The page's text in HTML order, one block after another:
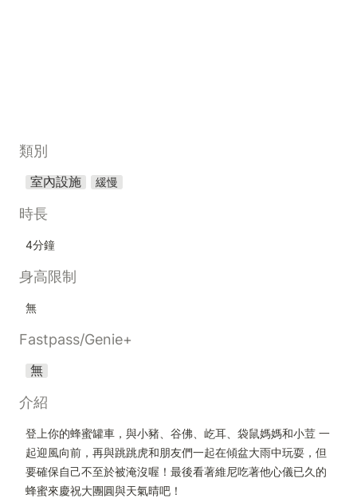
類別
室內設施 緩慢
時長
4分鐘
身高限制
無
Fastpass/Genie+
無
介紹
登上你的蜂蜜罐車，與小豬、谷佛、屹耳、袋鼠媽媽和小荳 一
起迎風向前，再與跳跳虎和朋友們一起在傾盆大雨中玩耍，但
要確保自己不至於被淹沒喔！最後看著維尼吃著他心儀已久的
蜂蜜來慶祝大團圓與天氣晴吧！